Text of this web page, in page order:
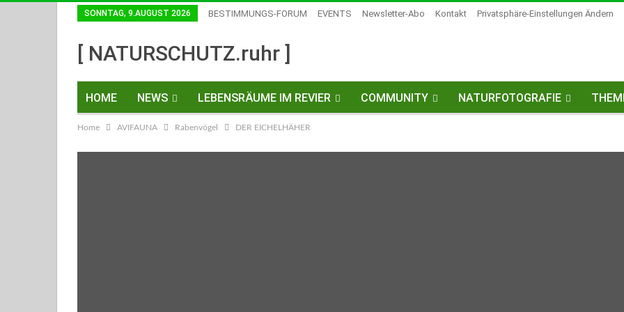
SONNTAG, 9.AUGUST 2026 BESTIMMUNGS-FORUM EVENTS Newsletter-Abo Kontakt
Privatsphäre-Einstellungen Ändern
[ NATURSCHUTZ.ruhr ]
HOME NEWS LEBENSRÄUME IM REVIER COMMUNITY NATURFOTOGRAFIE
KONTAKT
Home AVIFAUNA Rabenvögel DER EICHELHÄHER